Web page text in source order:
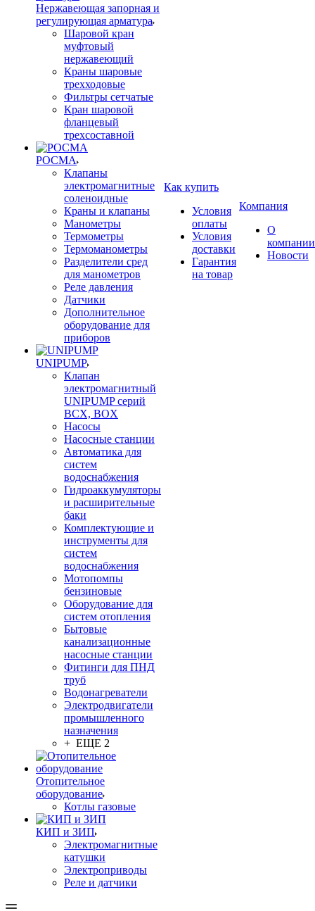
Нержавеющая запорная и
регулирующая арматура
Шаровой кран
муфтовый
нержавеющий
Краны шаровые
трехходовые
Фильтры сетчатые
Кран шаровой
фланцевый
трехсоставной
РОСМА
Клапаны
электромагнитные
соленоидные
Краны и клапаны
Манометры
Термометры
Термоманометры
Разделители сред
для манометров
Реле давления
Датчики
Дополнительное
оборудование для
приборов
UNIPUMP
Клапан
электромагнитный
UNIPUMP серий
BCX, BOX
Насосы
Насосные станции
Автоматика для
систем
водоснабжения
Гидроаккумуляторы
и расширительные
баки
Комплектующие и
инструменты для
систем
водоснабжения
Мотопомпы
бензиновые
Оборудование для
систем отопления
Бытовые
канализационные
насосные станции
Фитинги для ПНД
труб
Водонагреватели
Электродвигатели
промышленного
назначения
+ ЕЩЕ 2
Отопительное
оборудование
Котлы газовые
КИП и ЗИП
Электромагнитные
катушки
Электроприводы
Реле и датчики
Как купить
Условия
оплаты
Условия
доставки
Гарантия
на товар
Компания
О
компании
Новости